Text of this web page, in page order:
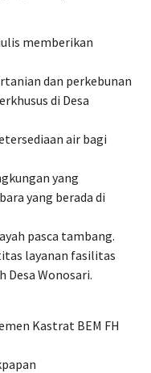
memberikan
dan perkebunan
di Desa
air bagi
yang
yang berada di
pasca tambang.
layanan fasilitas
Desa Wonosari.
Kastrat BEM FH